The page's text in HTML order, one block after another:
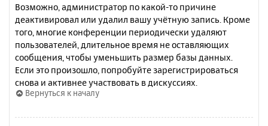
Возможно, администратор по какой-то причине
деактивировал или удалил вашу учётную запись. Кроме
того, многие конференции периодически удаляют
пользователей, длительное время не оставляющих
сообщения, чтобы уменьшить размер базы данных.
Если это произошло, попробуйте зарегистрироваться
снова и активнее участвовать в дискуссиях.
Вернуться к началу